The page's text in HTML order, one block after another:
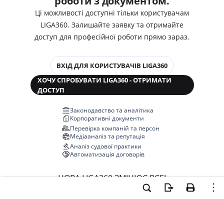
Ці можливості доступні тільки користувачам
LIGA360. Залишайте заявку та отримайте
доступ для професійної роботи прямо зараз.
ВХІД ДЛЯ КОРИСТУВАЧІВ LIGA360
ХОЧУ СПРОБУВАТИ LIGA360 - ОТРИМАТИ
ДОСТУП
Законодавство та аналітика
Корпоративні документи
Перевірка компаній та персон
Медіааналіз та репутація
Аналіз судової практики
Автоматизація договорів
НОВА LIGA360 ЗМІНЮЄ ВСЕ!